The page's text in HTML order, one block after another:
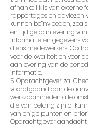
afhankelijk is van externe
rapportages en adviezen
kunnen beïnvloeden,
en tijdige aanlevering
informatie en gegevens
diens medewerkers.
voor de kwaliteit en voor
aanlevering van de
informatie.
5. Opdrachtgever zal
voorafgaand aan de
werkzaamheden alle
die van belang zijn of
van enige punten en
Opdrachtgever aandacht